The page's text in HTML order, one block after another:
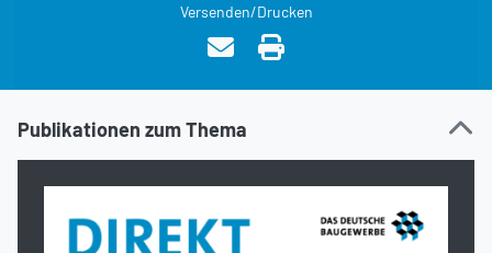
Versenden/Drucken
Publikationen zum Thema